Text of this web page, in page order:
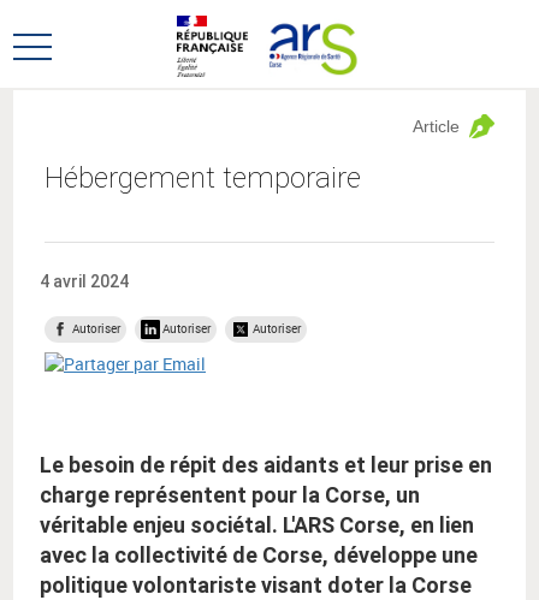
au
menu
au
contenu
Ouvrir
Hébergement temporaire
Article
4 avril 2024
Autoriser Autoriser Autoriser
Le besoin de répit des aidants et leur prise en
charge représentent pour la Corse, un
véritable enjeu sociétal. L'ARS Corse, en lien
avec la collectivité de Corse, développe une
politique volontariste visant doter la Corse